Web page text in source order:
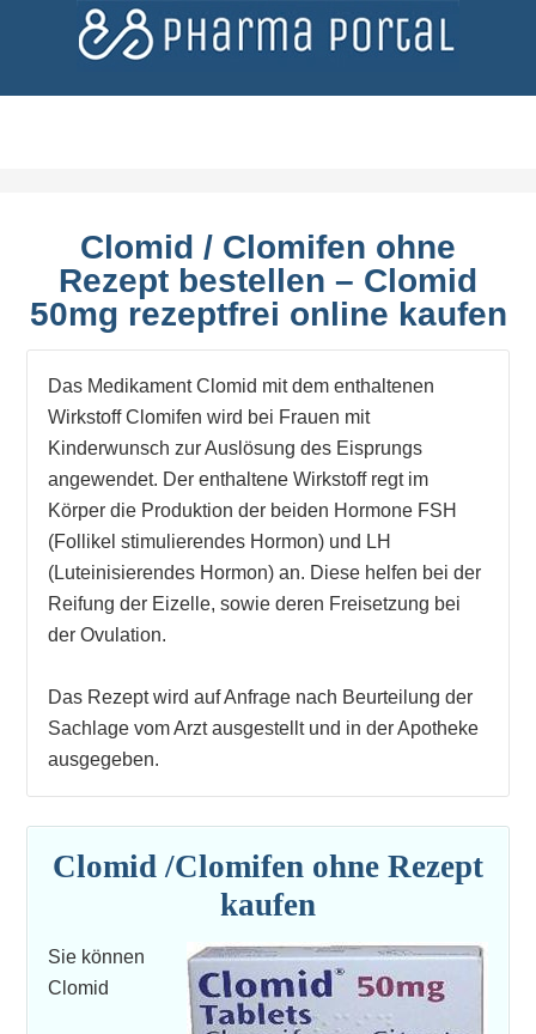
Clomid / Clomifen ohne
Rezept bestellen – Clomid
50mg rezeptfrei online kaufen
Das Medikament Clomid mit dem enthaltenen
Wirkstoff Clomifen wird bei Frauen mit
Kinderwunsch zur Auslösung des Eisprungs
angewendet. Der enthaltene Wirkstoff regt im
Körper die Produktion der beiden Hormone FSH
(Follikel stimulierendes Hormon) und LH
(Luteinisierendes Hormon) an. Diese helfen bei der
Reifung der Eizelle, sowie deren Freisetzung bei
der Ovulation.
Das Rezept wird auf Anfrage nach Beurteilung der
Sachlage vom Arzt ausgestellt und in der Apotheke
ausgegeben.
Clomid /Clomifen ohne Rezept
kaufen
Sie können
Clomid